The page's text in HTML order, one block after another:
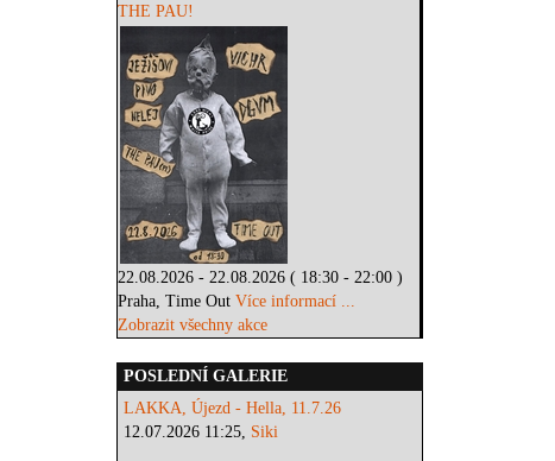
THE PAU!
22.08.2026 - 22.08.2026 ( 18:30 - 22:00 )
Praha, Time OutVíce informací ...
Zobrazit všechny akce
POSLEDNÍ GALERIE
LAKKA, Újezd - Hella, 11.7.26
12.07.2026 11:25, Siki